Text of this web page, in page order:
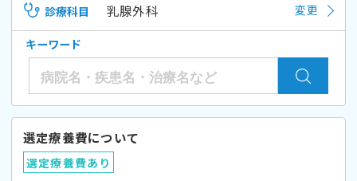
診療科目 乳腺外科 変更
キーワード
選定療養費について
選定療養費あり